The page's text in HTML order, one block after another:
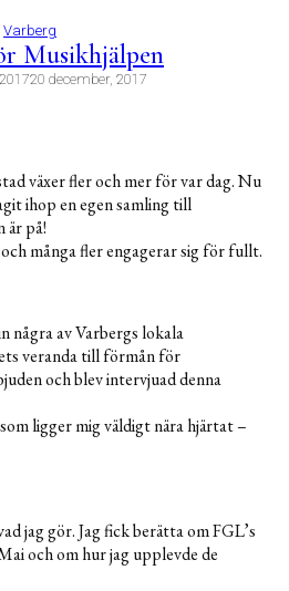
Varberg
Musikhjälpen
20 december, 2017
växer fler och mer för var dag. Nu
ihop en egen samling till
är på!
många fler engagerar sig för fullt.
några av Varbergs lokala
veranda till förmån för
och blev intervjuad denna
ligger mig väldigt nära hjärtat –
jag gör. Jag fick berätta om FGL’s
och om hur jag upplevde de